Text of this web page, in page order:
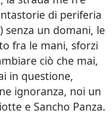
di periferia
senza un domani, le
fra le mani, sforzi
ciò che mai,
in questione,
ignoranza, noi un
e Sancho Panza.